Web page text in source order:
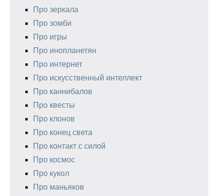
Про зеркала
Про зомби
Про игры
Про инопланетян
Про интернет
Про искусственный интеллект
Про каннибалов
Про квесты
Про клонов
Про конец света
Про контакт с силой
Про космос
Про кукол
Про маньяков